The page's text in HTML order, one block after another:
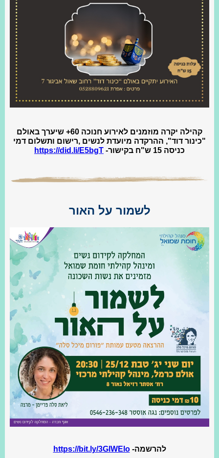
קהילה יקרה מוזמנים לאירוע חנוכה 60+ שיערך באולם
"כינור דוד", ההרקדה מיועדת לנשים ,רישום ותשלום דמי
כניסה 15 ש"ח בקישור-
https://did.li/E5bgT
לשמור על האור
להרשמה-https://bit.ly/3GlWElo